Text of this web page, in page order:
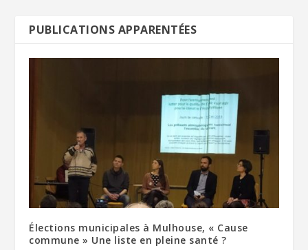
PUBLICATIONS APPARENTÉES
Élections municipales à Mulhouse, « Cause
commune » Une liste en pleine santé ?